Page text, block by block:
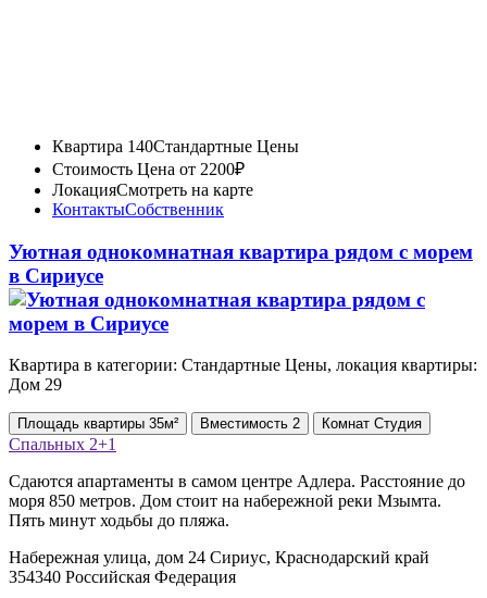
Квартира 140Стандартные Цены
Стоимость Цена от 2200₽
ЛокацияСмотреть на карте
КонтактыСобственник
Уютная однокомнатная квартира рядом с морем
в Сириусе
Квартира в категории: Стандартные Цены, локация квартиры:
Дом 29
Площадь квартиры 35м² Вместимость 2 Комнат Студия
Спальных 2+1
Сдаются апартаменты в самом центре Адлера. Расстояние до
моря 850 метров. Дом стоит на набережной реки Мзымта.
Пять минут ходьбы до пляжа.
Набережная улица, дом 24 Сириус, Краснодарский край
354340 Российская Федерация